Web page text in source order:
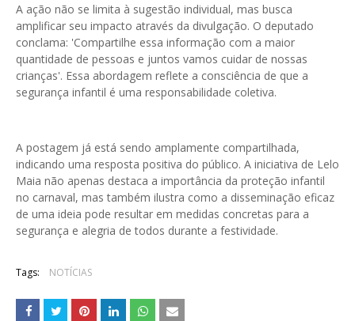
A ação não se limita à sugestão individual, mas busca
amplificar seu impacto através da divulgação. O deputado
conclama: 'Compartilhe essa informação com a maior
quantidade de pessoas e juntos vamos cuidar de nossas
crianças'. Essa abordagem reflete a consciência de que a
segurança infantil é uma responsabilidade coletiva.
A postagem já está sendo amplamente compartilhada,
indicando uma resposta positiva do público. A iniciativa de Lelo
Maia não apenas destaca a importância da proteção infantil
no carnaval, mas também ilustra como a disseminação eficaz
de uma ideia pode resultar em medidas concretas para a
segurança e alegria de todos durante a festividade.
Tags: NOTÍCIAS